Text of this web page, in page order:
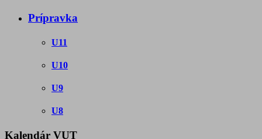
Prípravka
U11
U10
U9
U8
Kalendár VUT